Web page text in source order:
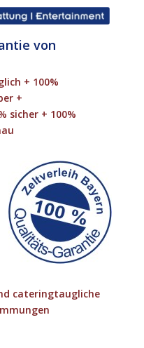
von
+ 100%
+
sicher + 100%
cateringtaugliche